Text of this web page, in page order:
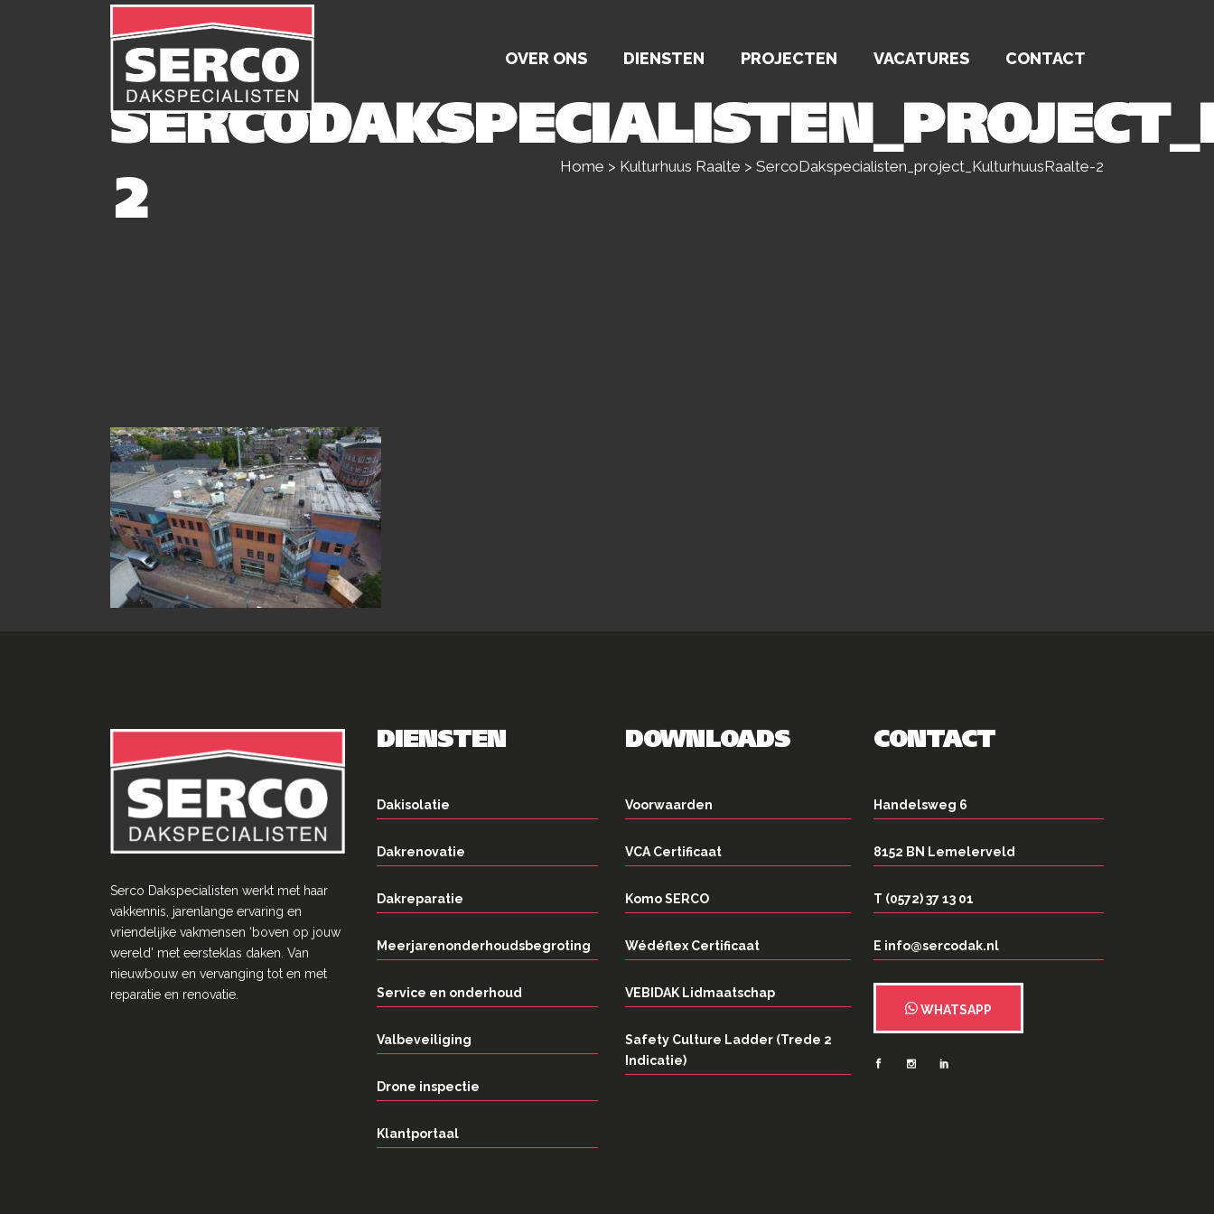
OVER ONS DIENSTEN PROJECTEN VACATURES CONTACT
2
Home > Kulturhuus Raalte > SercoDakspecialisten_project_KulturhuusRaalte-2
Serco Dakspecialisten werkt met haar
vakkennis, jarenlange ervaring en
vriendelĳke vakmensen ‘boven op jouw
wereld’ met eersteklas daken. Van
nieuwbouw en vervanging tot en met
reparatie en renovatie.
DIENSTEN
Dakisolatie
Dakrenovatie
Dakreparatie
Meerjarenonderhoudsbegroting
Service en onderhoud
Valbeveiliging
Drone inspectie
Klantportaal
DOWNLOADS
Voorwaarden
VCA Certificaat
Komo SERCO
Wédéflex Certificaat
VEBIDAK Lidmaatschap
Safety Culture Ladder (Trede 2
Indicatie)
CONTACT
Handelsweg 6
8152 BN Lemelerveld
T (0572) 37 13 01
E info@sercodak.nl
WHATSAPP